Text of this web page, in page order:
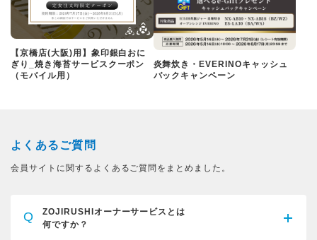
【京橋店(大阪)用】象印銀白おに
ぎり_焼き海苔サービスクーポン
（モバイル用）
炎舞炊き・EVERINOキャッシュ
バックキャンペーン
よくあるご質問
会員サイトに関するよくあるご質問をまとめました。
Q
ZOJIRUSHIオーナーサービスとは
何ですか？